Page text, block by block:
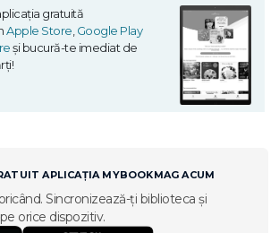
gratuită
Apple Store,Google Play
și bucură-te imediat de
APLICAȚIA MYBOOKMAG ACUM
Sincronizează-ți biblioteca și
orice dispozitiv.